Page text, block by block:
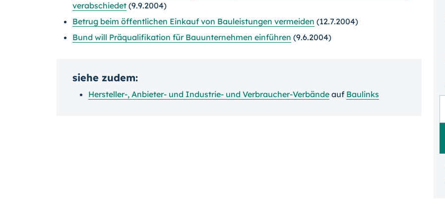
verabschiedet (9.9.2004)
Betrug beim öffentlichen Einkauf von Bauleistungen vermeiden (12.7.2004)
Bund will Präqualifikation für Bauunternehmen einführen (9.6.2004)
siehe zudem:
Hersteller-, Anbieter- und Industrie- und Verbraucher-Verbände auf Baulinks